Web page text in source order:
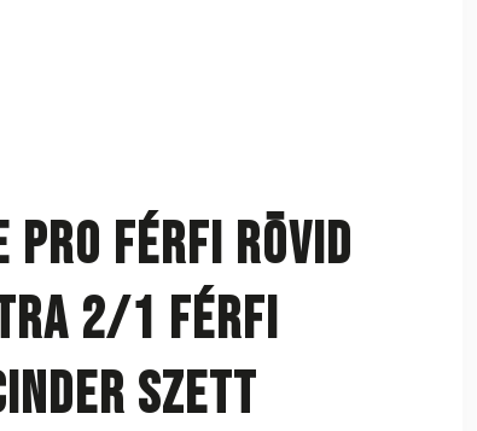
Pro férfi rövid
2/1 férfi
szett